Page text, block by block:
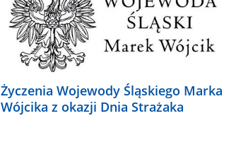
Życzenia Wojewody Śląskiego Marka
Wójcika z okazji Dnia Strażaka